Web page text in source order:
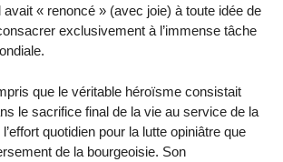
avait « renoncé » (avec joie) à toute idée de
exclusivement à l’immense tâche
que le véritable héroïsme consistait
le sacrifice final de la vie au service de la
quotidien pour la lutte opiniâtre que
de la bourgeoisie. Son